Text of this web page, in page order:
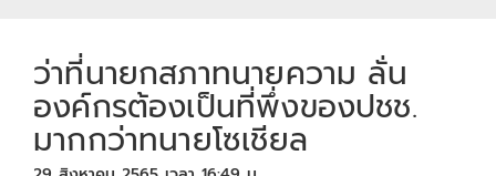
ว่าที่นายกสภาทนายความ ลั่น
องค์กรต้องเป็นที่พึ่งของปชช.
มากกว่าทนายโซเชียล